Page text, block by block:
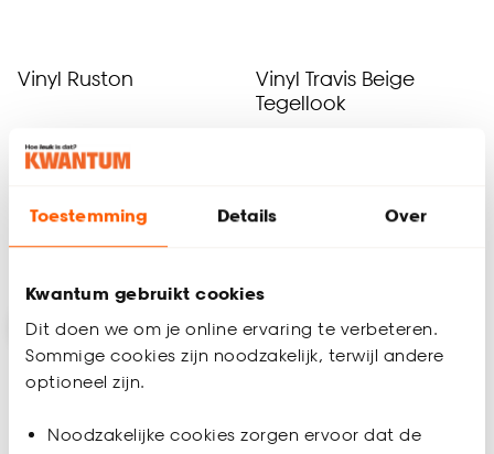
Toestemming Details Over
Kwantum gebruikt cookies
Dit doen we om je online ervaring te verbeteren.
Sommige cookies zijn noodzakelijk, terwijl andere
optioneel zijn.
Noodzakelijke cookies zorgen ervoor dat de
Vinyl Ruston
4.5
21.
Vinyl Travis Beige
Tegellook